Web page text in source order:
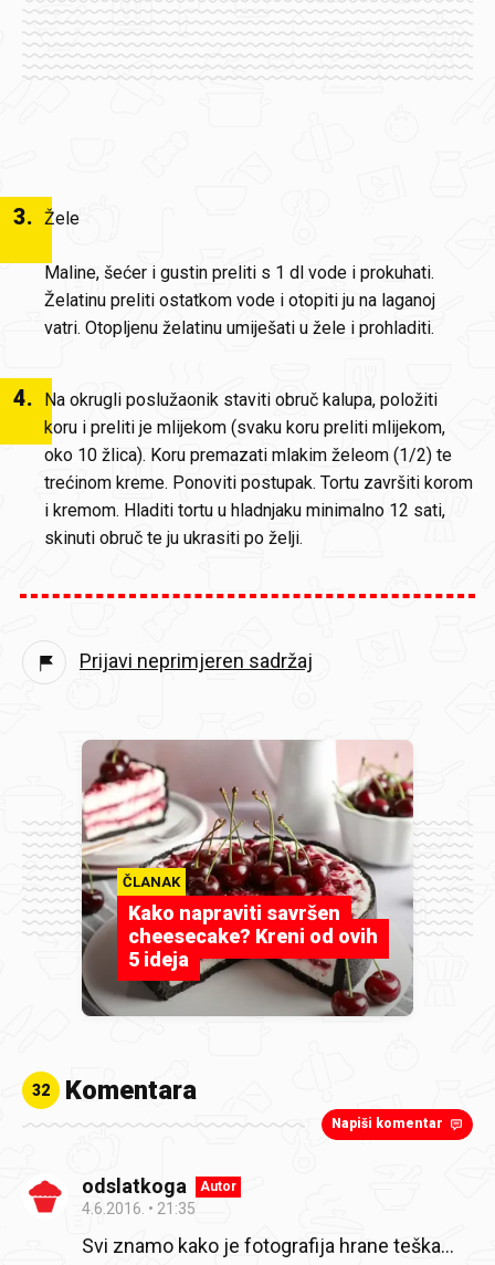
3. Žele
Maline, šećer i gustin preliti s 1 dl vode i prokuhati.
Želatinu preliti ostatkom vode i otopiti ju na laganoj
vatri. Otopljenu želatinu umiješati u žele i prohladiti.
4.
Na okrugli poslužaonik staviti obruč kalupa, položiti
koru i preliti je mlijekom (svaku koru preliti mlijekom,
oko 10 žlica). Koru premazati mlakim želeom (1/2) te
trećinom kreme. Ponoviti postupak. Tortu završiti korom
i kremom. Hladiti tortu u hladnjaku minimalno 12 sati,
skinuti obruč te ju ukrasiti po želji.
Prijavi neprimjeren sadržaj
ČLANAK
Kako napraviti savršen
cheesecake? Kreni od ovih
5 ideja
32 Komentara
Napiši komentar
odslatkoga Autor
4.6.2016. 21:35
Svi znamo kako je fotografija hrane teška...